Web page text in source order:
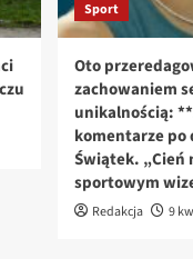
Sport
Oto
zachowaniem
unikalnością:
komentarze po
Świątek. „Cień
sportowym
Redakcja 9